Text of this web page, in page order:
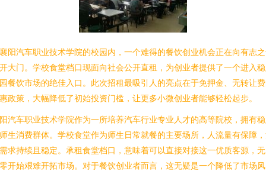
阳汽车职业技术学院的校园内，一个难得的餐饮创业机会正在向有志
大门。学校食堂档口现面向社会公开直租，为创业者提供了一个进入
餐饮市场的绝佳入口。此次招租最吸引人的亮点在于免押金、无转让
政策，大幅降低了初始投资门槛，让更多小微创业者能够轻松起步。
汽车职业技术学院作为一所培养汽车行业专业人才的高等院校，拥有
生消费群体。学校食堂作为师生日常就餐的主要场所，人流量有保障
求持续且稳定。承租食堂档口，意味着可以直接对接这一优质客源，
开始艰难开拓市场。对于餐饮创业者而言，这无疑是一个降低了市场风